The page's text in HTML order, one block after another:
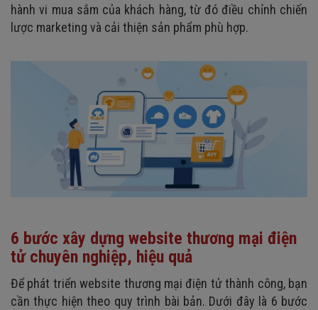
hành vi mua sắm của khách hàng, từ đó điều chỉnh chiến
lược marketing và cải thiện sản phẩm phù hợp.
6 bước xây dựng website thương mại điện
tử chuyên nghiệp, hiệu quả
Để phát triển website thương mại điện tử thành công, bạn
cần thực hiện theo quy trình bài bản. Dưới đây là 6 bước